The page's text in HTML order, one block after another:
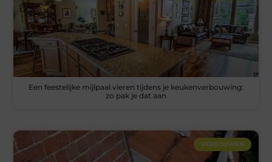
Een feestelijke mijlpaal vieren tijdens je keukenverbouwing:
zo pak je dat aan
VERBOUWEN